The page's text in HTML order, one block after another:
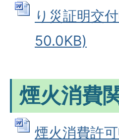
り災証明交
50.0KB)
煙火消費
煙火消費許